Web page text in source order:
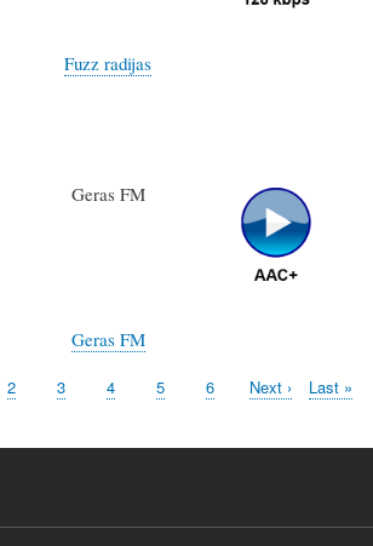
Fuzz radijas
Geras FM
Geras FM
Page
2 Page
3 Page
4 Page
5 Page
6
Page
Next ›
Dernière
Last »